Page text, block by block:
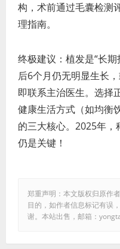
构，术前通过毛囊检测
理指南。
终极建议：植发是“长
后6个月仍无明显生长
即联系主治医生。选择
健康生活方式（如均衡
的三大核心。2025年
仍是关键！
郑重声明：本文版权归原作
目的，如作者信息标记有误
谢。本站出售，邮箱：